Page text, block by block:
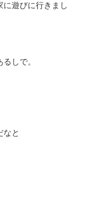
に遊びに行きまし
しで。
なと